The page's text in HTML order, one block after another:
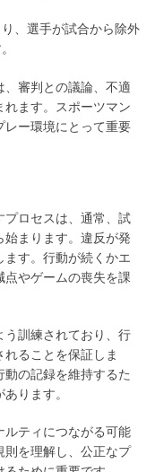
、選手が試合から除外
、審判との議論、不適
ます。スポーツマン
レー環境にとって重要
プロセスは、通常、試
まります。違反が発
す。行動が続くかエ
点やゲームの喪失を課
う訓練されており、行
ることを保証しま
の記録を維持するた
ります。
ルティにつながる可能
則を理解し、公正なプ